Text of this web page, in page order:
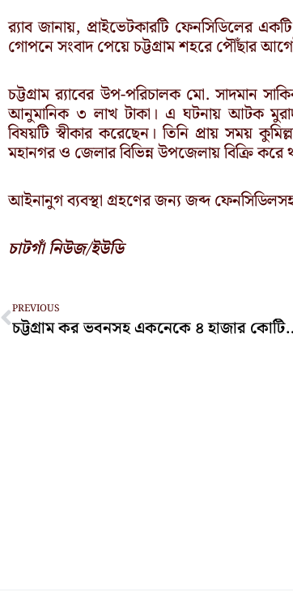
র‍্যাব জানায়, প্রাইভেটকারটি ফেনসিডিলের
গোপনে সংবাদ পেয়ে চট্টগ্রাম শহরে পৌঁছার
চট্টগ্রাম র‍্যাবের উপ-পরিচালক মো. সাদমান
আনুমানিক ৩ লাখ টাকা। এ ঘটনায় আটক মুরাদ
বিষয়টি স্বীকার করেছেন। তিনি প্রায় সময়
মহানগর ও জেলার বিভিন্ন উপজেলায় বিক্রি করে
আইনানুগ ব্যবস্থা গ্রহণের জন্য জব্দ
চাটগাঁ নিউজ/ইউডি
Prev
PREVIOUS
চট্টগ্রাম কর ভবনসহ